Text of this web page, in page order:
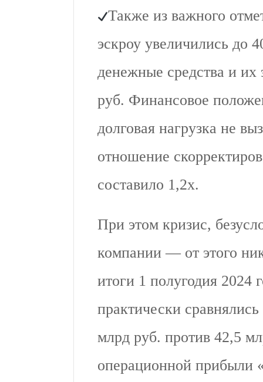
Также из важного
эскроу увеличились до
денежные средства и их
руб. Финансовое
долговая нагрузка не
отношение
составило 1,2х.
При этом кризис,
компании — от этого
итоги 1 полугодия 2024
практически
млрд руб. против 42,5
операционной прибыли